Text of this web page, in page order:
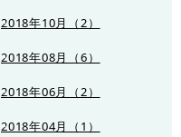
2018年10月（2）
2018年08月（6）
2018年06月（2）
2018年04月（1）